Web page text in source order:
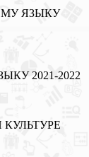
ЯЗЫКУ
2021-2022
КУЛЬТУРЕ